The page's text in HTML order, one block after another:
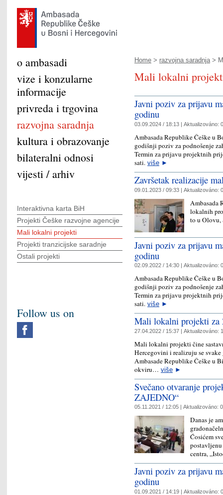
Home > razvojna saradnja>
Mali lokalni
Javni poziv za prijavu
godinu
03.09.2024 / 18:13 | Aktualizováno:
Ambasada Republike Češke u
godišnji poziv za podnošenje
Termin za prijavu projektnih
sati. više ►
Završetak realizacije
09.01.2023 / 09:33 | Aktualizováno:
Ambasada
lokalnih
to u Olovu,
Javni poziv za prijavu
godinu
02.09.2022 / 14:30 | Aktualizováno:
Ambasada Republike Češke u
godišnji poziv za podnošenje
Termin za prijavu projektnih
sati. više ►
Mali lokalni projekti za
27.04.2022 / 15:37 | Aktualizováno:
Mali lokalni projekti čine
Hercegovini i realizuju se
Ambasade Republike Češke u
okviru… više ►
Svečano otvaranje
ZAJEDNO“
05.11.2021 / 12:05 | Aktualizováno:
Danas je
Ćosićem
centra,
Javni poziv za prijavu
godinu
01.09.2021 / 14:19 | Aktualizováno:
o ambasadi
vize i konzularne
informacije
privreda i trgovina
razvojna saradnja
kultura i obrazovanje
bilateralni odnosi
vijesti / arhiv
Interaktivna karta BiH
Projekti Češke razvojne agencije
Mali lokalni projekti
Projekti tranzicijske saradnje
Ostali projekti
Follow us on